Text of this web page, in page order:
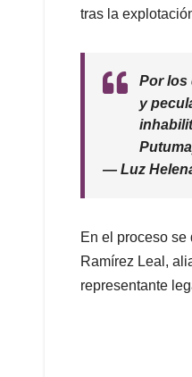
tras la
Por los
y
— Luz
En el proceso
Ramírez Leal,
representante